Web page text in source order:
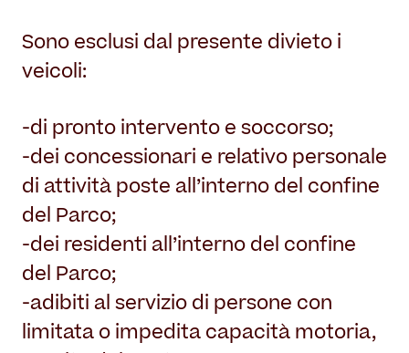
Amministrazione trasparente
Matrimoni in Villa Reale
Location film
Parco
Orangerie
Sono esclusi dal presente divieto i
veicoli:
-di pronto intervento e soccorso;
-dei concessionari e relativo personale
di attività poste all’interno del confine
del Parco;
-dei residenti all’interno del confine
del Parco;
-adibiti al servizio di persone con
limitata o impedita capacità motoria,